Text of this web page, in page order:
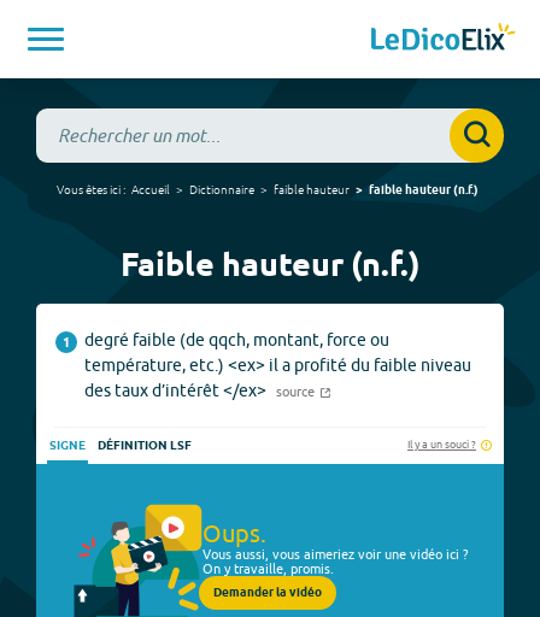
Vous êtes ici : Accueil Dictionnaire faible hauteur faible hauteur(n.f.)
Faible hauteur (n.f.)
1
degré faible (de qqch, montant, force ou
température, etc.) <ex> il a profité du faible niveau
des taux d’intérêt </ex>
source
SIGNE DÉFINITION LSF Il y a un souci ?
Oups.
Vous aussi, vous aimeriez voir une vidéo ici ?
On y travaille, promis.
Demander la vidéo